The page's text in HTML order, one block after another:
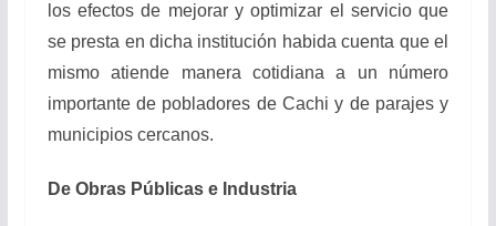
los efectos de mejorar y optimizar el servicio que
se presta en dicha institución habida cuenta que el
mismo atiende manera cotidiana a un número
importante de pobladores de Cachi y de parajes y
municipios cercanos.
De Obras Públicas e Industria